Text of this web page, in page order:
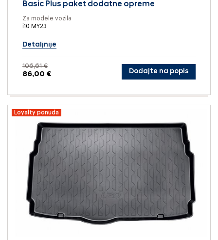
Basic Plus paket dodatne opreme
Za modele vozila
i10 MY23
Detaljnije
106,61 €
86,00 € Dodajte na popis
Loyalty ponuda